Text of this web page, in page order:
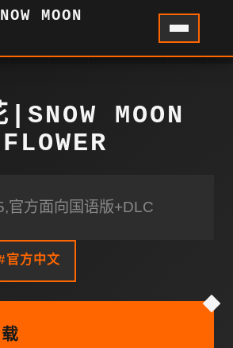
MOON
MOON
FLOWER
官方面向国语版+DLC
官方中文